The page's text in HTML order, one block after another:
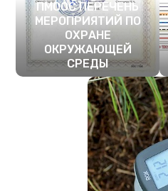
ПМООС ПЕРЕЧЕНЬ
МЕРОПРИЯТИЙ ПО
ОХРАНЕ
ОКРУЖАЮЩЕЙ
СРЕДЫ
ПОДРОБНЕЕ